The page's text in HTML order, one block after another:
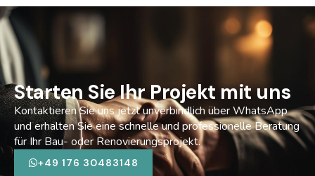
Starten Sie Ihr Projekt mit uns
Kontaktieren Sie uns jetzt unverbindlich über WhatsApp
und erhalten Sie eine schnelle und professionelle Beratung
für Ihr Bau- oder Renovierungsprojekt.
+49 176 30483148